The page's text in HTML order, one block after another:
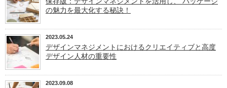
の魅力を最大化する秘訣！
2023.05.24
デザインマネジメントにおけるクリエイティブと高度
デザイン人材の重要性
2023.09.08